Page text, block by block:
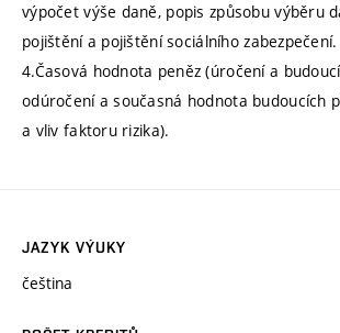
výpočet výše daně, popis způsobu výběru
pojištění a pojištění sociálního zabezpečení.
4.Časová hodnota peněz (úročení a
odúročení a současná hodnota budoucích
a vliv faktoru rizika).
JAZYK VÝUKY
čeština